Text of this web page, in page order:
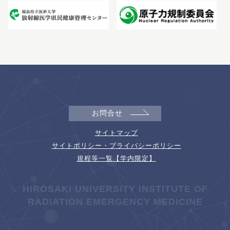
お問合せ
サイトマップ
サイトポリシー・プライバシーポリシー
規程等一覧【学内限定】
HIROSAKI UNIVERSITY INSTITUTE OF
RADIATION EMERGENCY MEDICINE